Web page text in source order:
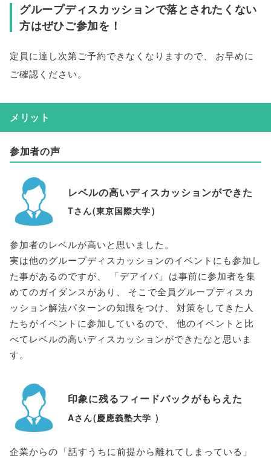
グループディスカッションで落とされたくない
方はぜひご参加を！
定員に達し次第ご予約できなくなりますので、
お早めに
ご確認ください。
メリット
参加者の声
レベルの高いディスカッションができた
Tさん(東京国際大学)
参加者のレベルが高いと思いました。
実は他のグループディスカッションのイベントにも参加し
た事があるのですが、 「デアイバ」 は事前に参加者を集
めてのガイダンスがあり 、
そこで全員グループディスカ
ッション解法パターンの知識をつけ、
対策をしてきた人
たちがイベントに参加しているので、
他のイベントと比
べてレベルの高いディスカッションができたなと思いま
す。
印象に残るフィードバックがもらえた
Aさん(慶應義塾大学 )
企業からの 「話すうちに前提から離れてしまっている 」